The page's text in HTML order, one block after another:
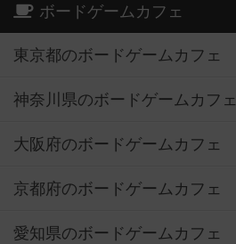
ボードゲームカフェ
東京都のボードゲームカフェ
神奈川県のボードゲームカフェ
大阪府のボードゲームカフェ
京都府のボードゲームカフェ
愛知県のボードゲームカフェ